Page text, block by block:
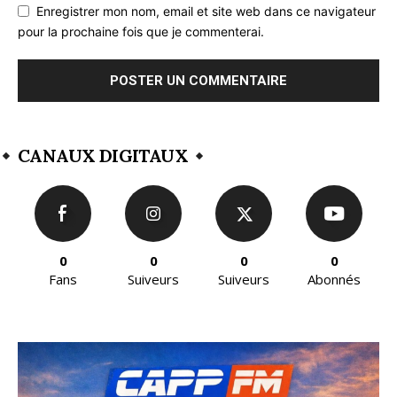
Enregistrer mon nom, email et site web dans ce navigateur
pour la prochaine fois que je commenterai.
CANAUX DIGITAUX
0
Fans
0
Suiveurs
0
Suiveurs
0
Abonnés